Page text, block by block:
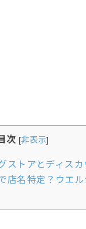
次 [非表示]
ストアとディス
店名特定？ウエ